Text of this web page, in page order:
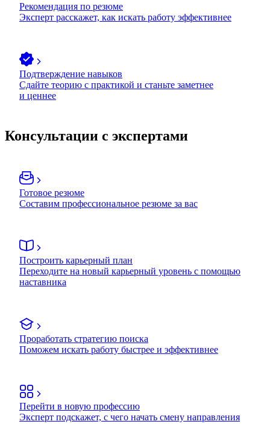
Рекомендация по резюме
Эксперт расскажет, как искать работу эффективнее
Подтверждение навыков
Сдайте теорию с практикой и станьте заметнее
и ценнее
Консультации с экспертами
Готовое резюме
Составим профессиональное резюме за вас
Построить карьерный план
Переходите на новый карьерный уровень с помощью
наставника
Проработать стратегию поиска
Поможем искать работу быстрее и эффективнее
Перейти в новую профессию
Эксперт подскажет, с чего начать смену направления